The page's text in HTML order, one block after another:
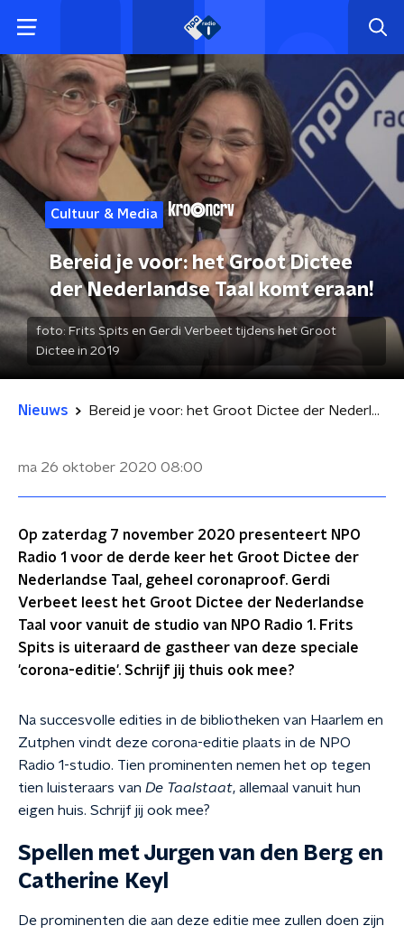
Cultuur & Media
Bereid je voor: het Groot Dictee
der Nederlandse Taal komt eraan!
foto: Frits Spits en Gerdi Verbeet tijdens het Groot
Dictee in 2019
Nieuws Bereid je voor: het Groot Dictee der Nederlandse Taal komt eraan!
ma 26 oktober 2020 08:00
Op zaterdag 7 november 2020 presenteert NPO
Radio 1 voor de derde keer het Groot Dictee der
Nederlandse Taal, geheel coronaproof. Gerdi
Verbeet leest het Groot Dictee der Nederlandse
Taal voor vanuit de studio van NPO Radio 1. Frits
Spits is uiteraard de gastheer van deze speciale
'corona-editie'. Schrijf jij thuis ook mee?
Na succesvolle edities in de bibliotheken van Haarlem en
Zutphen vindt deze corona-editie plaats in de NPO
Radio 1-studio. Tien prominenten nemen het op tegen
tien luisteraars van De Taalstaat, allemaal vanuit hun
eigen huis. Schrijf jij ook mee?
Spellen met Jurgen van den Berg en
Catherine Keyl
De prominenten die aan deze editie mee zullen doen zijn